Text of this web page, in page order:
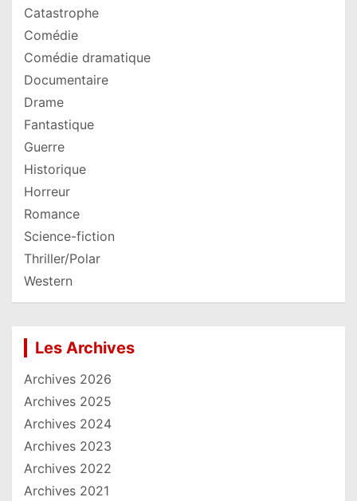
Catastrophe
Comédie
Comédie dramatique
Documentaire
Drame
Fantastique
Guerre
Historique
Horreur
Romance
Science-fiction
Thriller/Polar
Western
Les Archives
Archives 2026
Archives 2025
Archives 2024
Archives 2023
Archives 2022
Archives 2021